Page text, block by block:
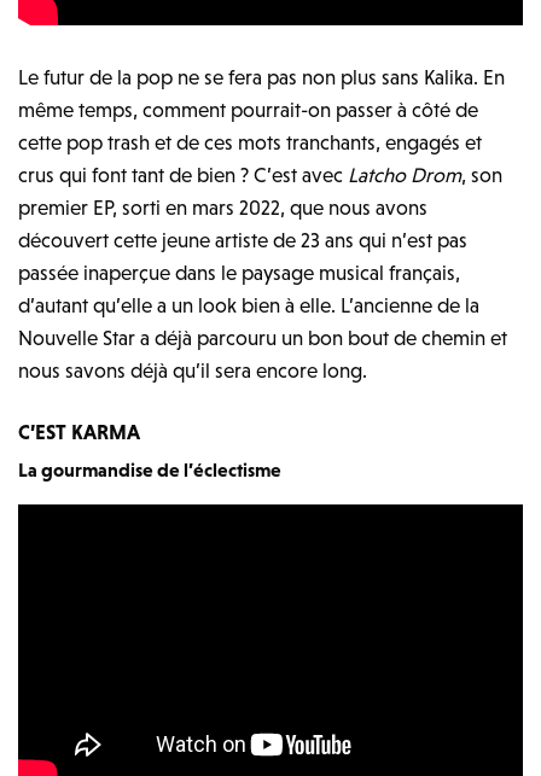
Le futur de la pop ne se fera pas non plus sans Kalika. En
même temps, comment pourrait-on passer à côté de
cette pop trash et de ces mots tranchants, engagés et
crus qui font tant de bien ? C’est avec Latcho Drom, son
premier EP, sorti en mars 2022, que nous avons
découvert cette jeune artiste de 23 ans qui n’est pas
passée inaperçue dans le paysage musical français,
d’autant qu’elle a un look bien à elle. L’ancienne de la
Nouvelle Star a déjà parcouru un bon bout de chemin et
nous savons déjà qu’il sera encore long.
C’EST KARMA
La gourmandise de l’éclectisme